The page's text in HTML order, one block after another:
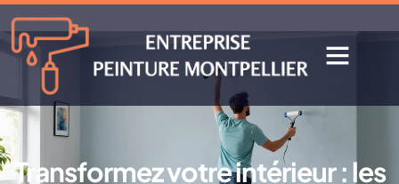
Transformez votre intérieur : les